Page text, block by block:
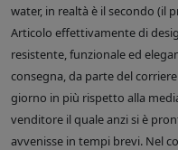
water, in realtà è il secondo (il
Articolo effettivamente di
resistente, funzionale ed
consegna, da parte del
giorno in più rispetto alla
venditore il quale anzi si è
avvenisse in tempi brevi. Nel